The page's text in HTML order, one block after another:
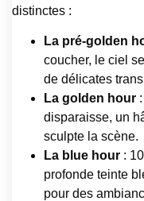
distinctes :
La pré-golden
coucher, le ciel
de délicates
La golden hour
disparaisse, un
sculpte la scène.
La blue hour :
profonde teinte
pour des